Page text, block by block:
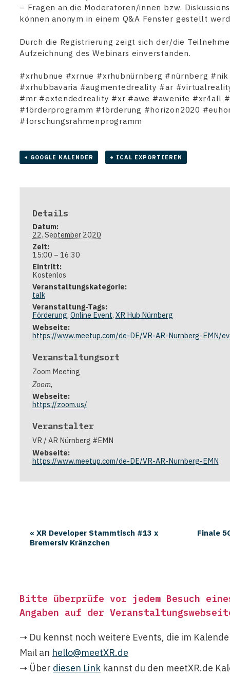
– Fragen an die Moderatoren/innen bzw.
können anonym in einem Q&A Fenster gestellt
Durch die Registrierung zeigt sich der/die
Aufzeichnung des Webinars einverstanden.
#xrhubnue #xrnue #xrhubnürnberg #nürnberg
#xrhubbavaria #augmentedreality #ar
#mr #extendedreality #xr #awe #awenite #xr4all
#förderprogramm #förderung #horizon2020
#forschungsrahmenprogramm
+ GOOGLE KALENDER + ICAL EXPORTIEREN
Details
Datum:
22. September 2020
Zeit:
15:00 – 16:30
Eintritt:
Kostenlos
Veranstaltungskategorie:
talk
Veranstaltung-Tags:
Förderung, Online Event, XR Hub Nürnberg
Webseite:
https://www.meetup.com/de-DE/VR-AR-Nurnberg-EMN/
Veranstaltungsort
Zoom Meeting
Zoom,
Webseite:
https://zoom.us/
Veranstalter
VR / AR Nürnberg #EMN
Webseite:
https://www.meetup.com/de-DE/VR-AR-Nurnberg-EMN
« XR Developer Stammtisch #13 x
Bremersiv Kränzchen
Finale
Bitte überprüfe vor jedem Besuch
Angaben auf der
➝ Du kennst noch weitere Events, die im
Mail an hello@meetXR.de
➝ Über diesen Link kannst du den meetXR.de